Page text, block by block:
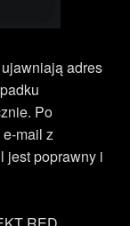
adres
Po
mail z
jest poprawny i